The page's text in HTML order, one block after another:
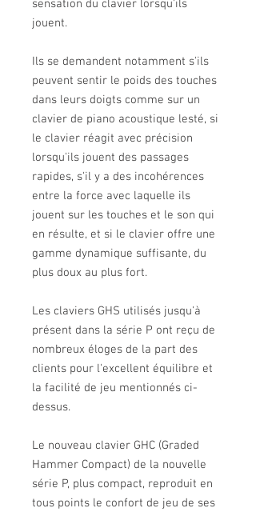
sensation du clavier lorsqu'ils
jouent.
Ils se demandent notamment s'ils
peuvent sentir le poids des touches
dans leurs doigts comme sur un
clavier de piano acoustique lesté, si
le clavier réagit avec précision
lorsqu'ils jouent des passages
rapides, s'il y a des incohérences
entre la force avec laquelle ils
jouent sur les touches et le son qui
en résulte, et si le clavier offre une
gamme dynamique suffisante, du
plus doux au plus fort.
Les claviers GHS utilisés jusqu'à
présent dans la série P ont reçu de
nombreux éloges de la part des
clients pour l'excellent équilibre et
la facilité de jeu mentionnés ci-
dessus.
Le nouveau clavier GHC (Graded
Hammer Compact) de la nouvelle
série P, plus compact, reproduit en
tous points le confort de jeu de ses